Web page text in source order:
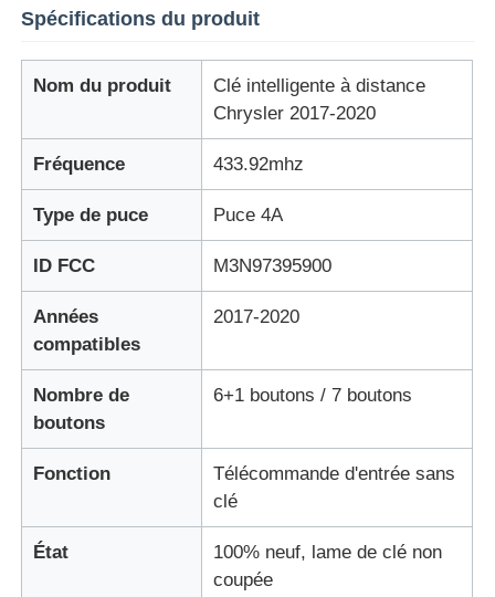
Spécifications du produit
Nom du produit
Clé intelligente à distance
Chrysler 2017-2020
Fréquence 433.92mhz
Type de puce Puce 4A
ID FCC M3N97395900
Années
compatibles
2017-2020
Nombre de
boutons
6+1 boutons / 7 boutons
Fonction
Télécommande d'entrée sans
clé
État
100% neuf, lame de clé non
coupée